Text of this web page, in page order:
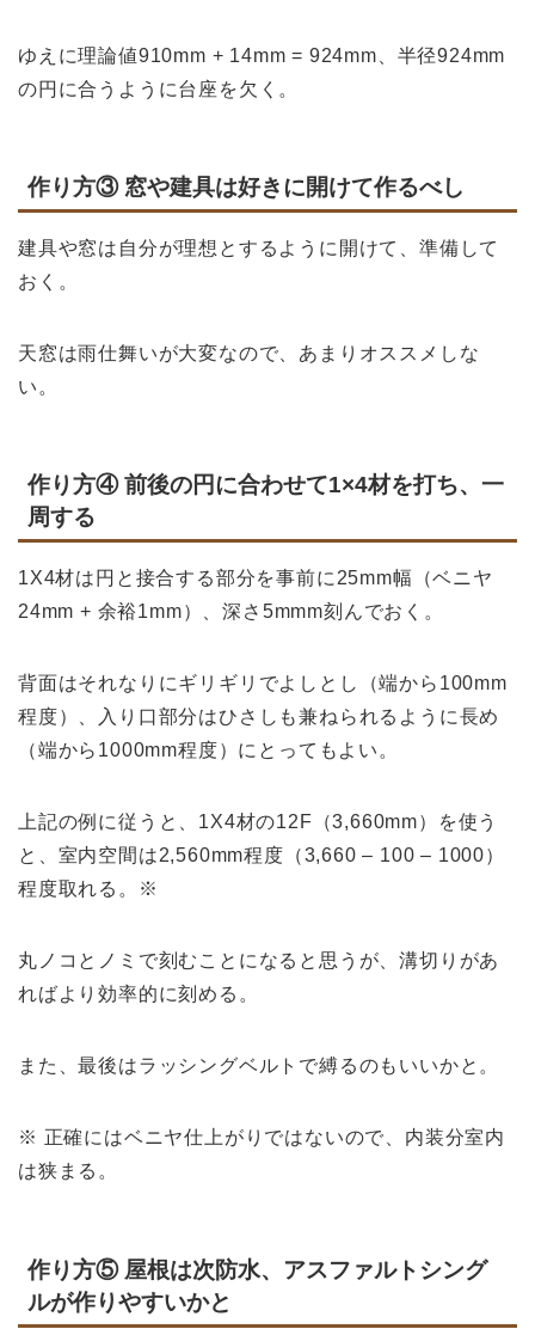
ゆえに理論値910mm + 14mm = 924mm、半径924mm
の円に合うように台座を欠く。
作り方③ 窓や建具は好きに開けて作るべし
建具や窓は自分が理想とするように開けて、準備して
おく。
天窓は雨仕舞いが大変なので、あまりオススメしな
い。
作り方④ 前後の円に合わせて1×4材を打ち、一
周する
1X4材は円と接合する部分を事前に25mm幅（ベニヤ
24mm + 余裕1mm）、深さ5mmm刻んでおく。
背面はそれなりにギリギリでよしとし（端から100mm
程度）、入り口部分はひさしも兼ねられるように長め
（端から1000mm程度）にとってもよい。
上記の例に従うと、1X4材の12F（3,660mm）を使う
と、室内空間は2,560mm程度（3,660 – 100 – 1000）
程度取れる。※
丸ノコとノミで刻むことになると思うが、溝切りがあ
ればより効率的に刻める。
また、最後はラッシングベルトで縛るのもいいかと。
※ 正確にはベニヤ仕上がりではないので、内装分室内
は狭まる。
作り方⑤ 屋根は次防水、アスファルトシング
ルが作りやすいかと